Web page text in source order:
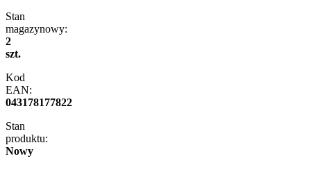
Stan
magazynowy:
2
szt.
Kod
EAN:
043178177822
Stan
produktu:
Nowy